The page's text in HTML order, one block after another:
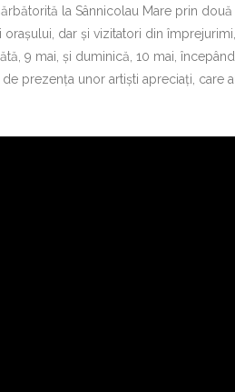
la Sânnicolau Mare prin
dar și vizitatori din
9 mai, și duminică, 10 mai,
prezența unor artiști apreciați, care